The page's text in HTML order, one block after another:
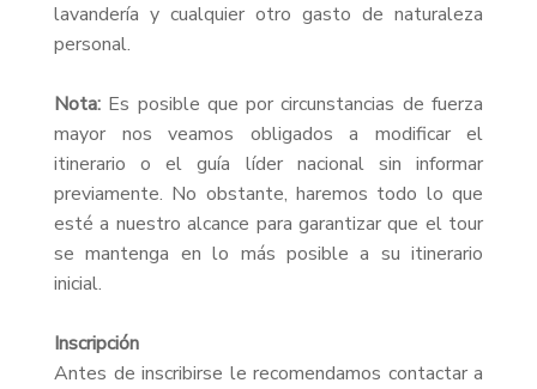
lavandería y cualquier otro gasto de naturaleza
personal.
Nota: Es posible que por circunstancias de fuerza
mayor nos veamos obligados a modificar el
itinerario o el guía líder nacional sin informar
previamente. No obstante, haremos todo lo que
esté a nuestro alcance para garantizar que el tour
se mantenga en lo más posible a su itinerario
inicial.
Inscripción
Antes de inscribirse le recomendamos contactar a